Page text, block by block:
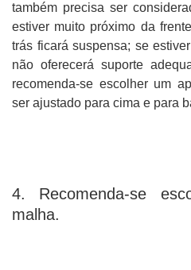
também precisa ser
estiver muito próximo da
trás ficará suspensa; se
não oferecerá suporte
recomenda-se escolher um
ser ajustado para cima e para
4. Recomenda-se
malha.